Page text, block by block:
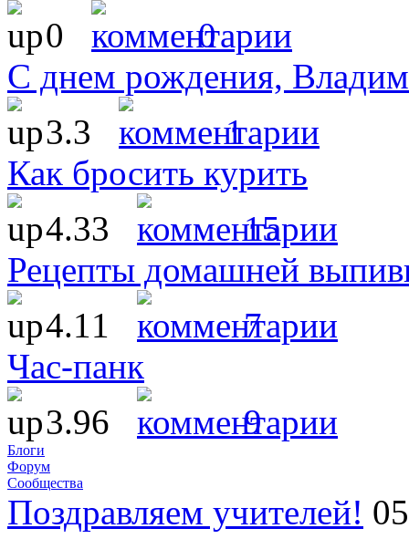
0
0
С днем рождения,
3.3
1
Как бросить курить
4.33
15
Рецепты домашней
4.11
7
Час-панк
3.96
9
Блоги
Форум
Сообщества
Поздравляем учителей!